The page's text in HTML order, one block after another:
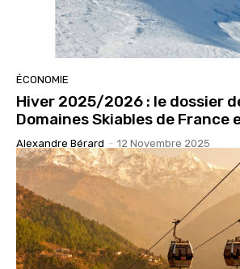
ÉCONOMIE
Hiver 2025/2026 : le dossier
Domaines Skiables de France
Alexandre Bérard - 12 Novembre 2025